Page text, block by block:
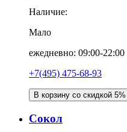
Наличие:
Мало
ежедневно: 09:00-22:00
+7(495) 475-68-93
В корзину со скидкой 5%
Сокол